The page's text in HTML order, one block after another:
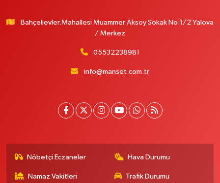
Bahçelievler.Mahallesi Muammer Aksoy Sokak No:1/2 Yalova
/ Merkez
05532238981
info@manset.com.tr
Nöbetçi Eczaneler Hava Durumu
Namaz Vakitleri Trafik Durumu